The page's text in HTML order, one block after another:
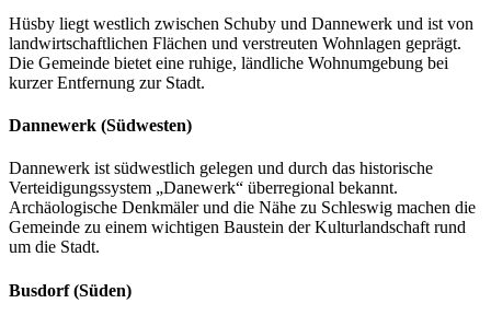
Hüsby liegt westlich zwischen Schuby und Dannewerk und ist von
landwirtschaftlichen Flächen und verstreuten Wohnlagen geprägt.
Die Gemeinde bietet eine ruhige, ländliche Wohnumgebung bei
kurzer Entfernung zur Stadt.
Dannewerk (Südwesten)
Dannewerk ist südwestlich gelegen und durch das historische
Verteidigungssystem „Danewerk“ überregional bekannt.
Archäologische Denkmäler und die Nähe zu Schleswig machen die
Gemeinde zu einem wichtigen Baustein der Kulturlandschaft rund
um die Stadt.
Busdorf (Süden)